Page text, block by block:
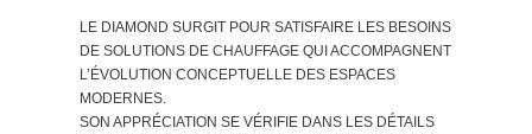
LE DIAMOND SURGIT POUR SATISFAIRE LES BESOINS
DE SOLUTIONS DE CHAUFFAGE QUI ACCOMPAGNENT
L’ÉVOLUTION CONCEPTUELLE DES ESPACES
MODERNES.
SON APPRÉCIATION SE VÉRIFIE DANS LES DÉTAILS
CONTACT